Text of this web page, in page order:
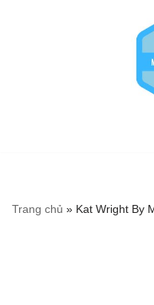
Trang chủ » Kat Wright By